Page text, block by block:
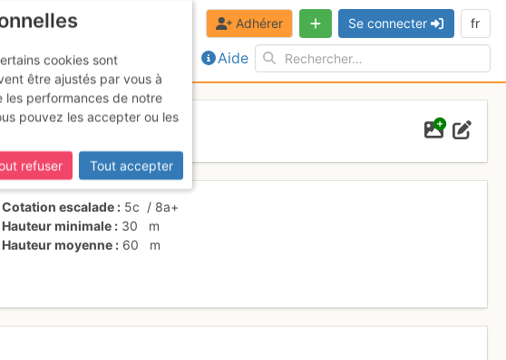
Aide
Adhérer Se connecter fr
Cotation escalade 5c / 8a+
Hauteur minimale
30
m
Hauteur moyenne
60 m
cookies sont
être ajustés par vous à
performances de notre
pouvez les accepter ou les
refuser
Tout accepter